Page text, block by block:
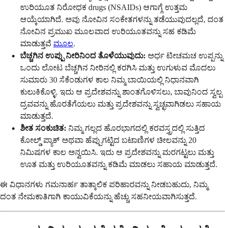
ಉರಿಯೂತ ನಿರೋಧಕ drugs (NSAIDs) ಆಗಾಗ್ಗೆ ಉತ್ತಮ
ಆಯ್ಕೆಯಾಗಿದೆ. ಅವು ನೋವಿನ ಸಂಕೇತಗಳನ್ನು ತಡೆಯುವುದಲ್ಲದೆ, ದಂತ
ನೋವಿನ ಪ್ರಮುಖ ಮೂಲವಾದ ಉರಿಯೂತವನ್ನು ಸಹ ಕಡಿಮೆ
ಮಾಡುತ್ತವೆ ಮೂಲ.
ಬೆಚ್ಚಗಿನ ಉಪ್ಪು ನೀರಿನಿಂದ ತೊಳೆಯುವುದು: ಅರ್ಧ ಟೀಚಮಚ ಉಪ್ಪನ್ನು
ಒಂದು ಲೋಟ ಬೆಚ್ಚಗಿನ ನೀರಿನಲ್ಲಿ ಕರಗಿಸಿ ಮತ್ತು ಉಗುಳುವ ಮೊದಲು
ಸುಮಾರು 30 ಸೆಕೆಂಡುಗಳ ಕಾಲ ನಿಮ್ಮ ಬಾಯಿಯಲ್ಲಿ ನಿಧಾನವಾಗಿ
ಕುಲುಕಿಕೊಳ್ಳಿ. ಇದು ಆ ಪ್ರದೇಶವನ್ನು ಶಾಂತಗೊಳಿಸಲು, ಬಾವುನಿಂದ ಸ್ವಲ್ಪ
ದ್ರವವನ್ನು ಹೊರತೆಗೆಯಲು ಮತ್ತು ಪ್ರದೇಶವನ್ನು ಸ್ವಚ್ಛವಾಗಿಡಲು ಸಹಾಯ
ಮಾಡುತ್ತದೆ.
ಶೀತ ಸಂಕುಚಿತ: ನಿಮ್ಮ ಗಲ್ಲದ ಹೊರಭಾಗದಲ್ಲಿ ಕರವಸ್ತ್ರದಲ್ಲಿ ಸುತ್ತಿದ
ಕೋಲ್ಡ್ ಪ್ಯಾಕ್ ಅಥವಾ ಹೆಪ್ಪುಗಟ್ಟಿದ ಬಟಾಣಿಗಳ ಚೀಲವನ್ನು 20
ನಿಮಿಷಗಳ ಕಾಲ ಅನ್ವಯಿಸಿ. ಇದು ಆ ಪ್ರದೇಶವನ್ನು ಮರಗಟ್ಟಲು ಮತ್ತು
ಊತ ಮತ್ತು ಉರಿಯೂತವನ್ನು ಕಡಿಮೆ ಮಾಡಲು ಸಹಾಯ ಮಾಡುತ್ತದೆ.
ಈ ವಿಧಾನಗಳು ಗಮನಾರ್ಹ ತಾತ್ಕಾಲಿಕ ಪರಿಹಾರವನ್ನು ನೀಡಬಹುದು, ನಿಮ್ಮ
ದಂತ ನೇಮಕಾತಿಗಾಗಿ ಕಾಯುವಿಕೆಯನ್ನು ಹೆಚ್ಚು ಸಹನೀಯವಾಗಿಸುತ್ತದೆ.